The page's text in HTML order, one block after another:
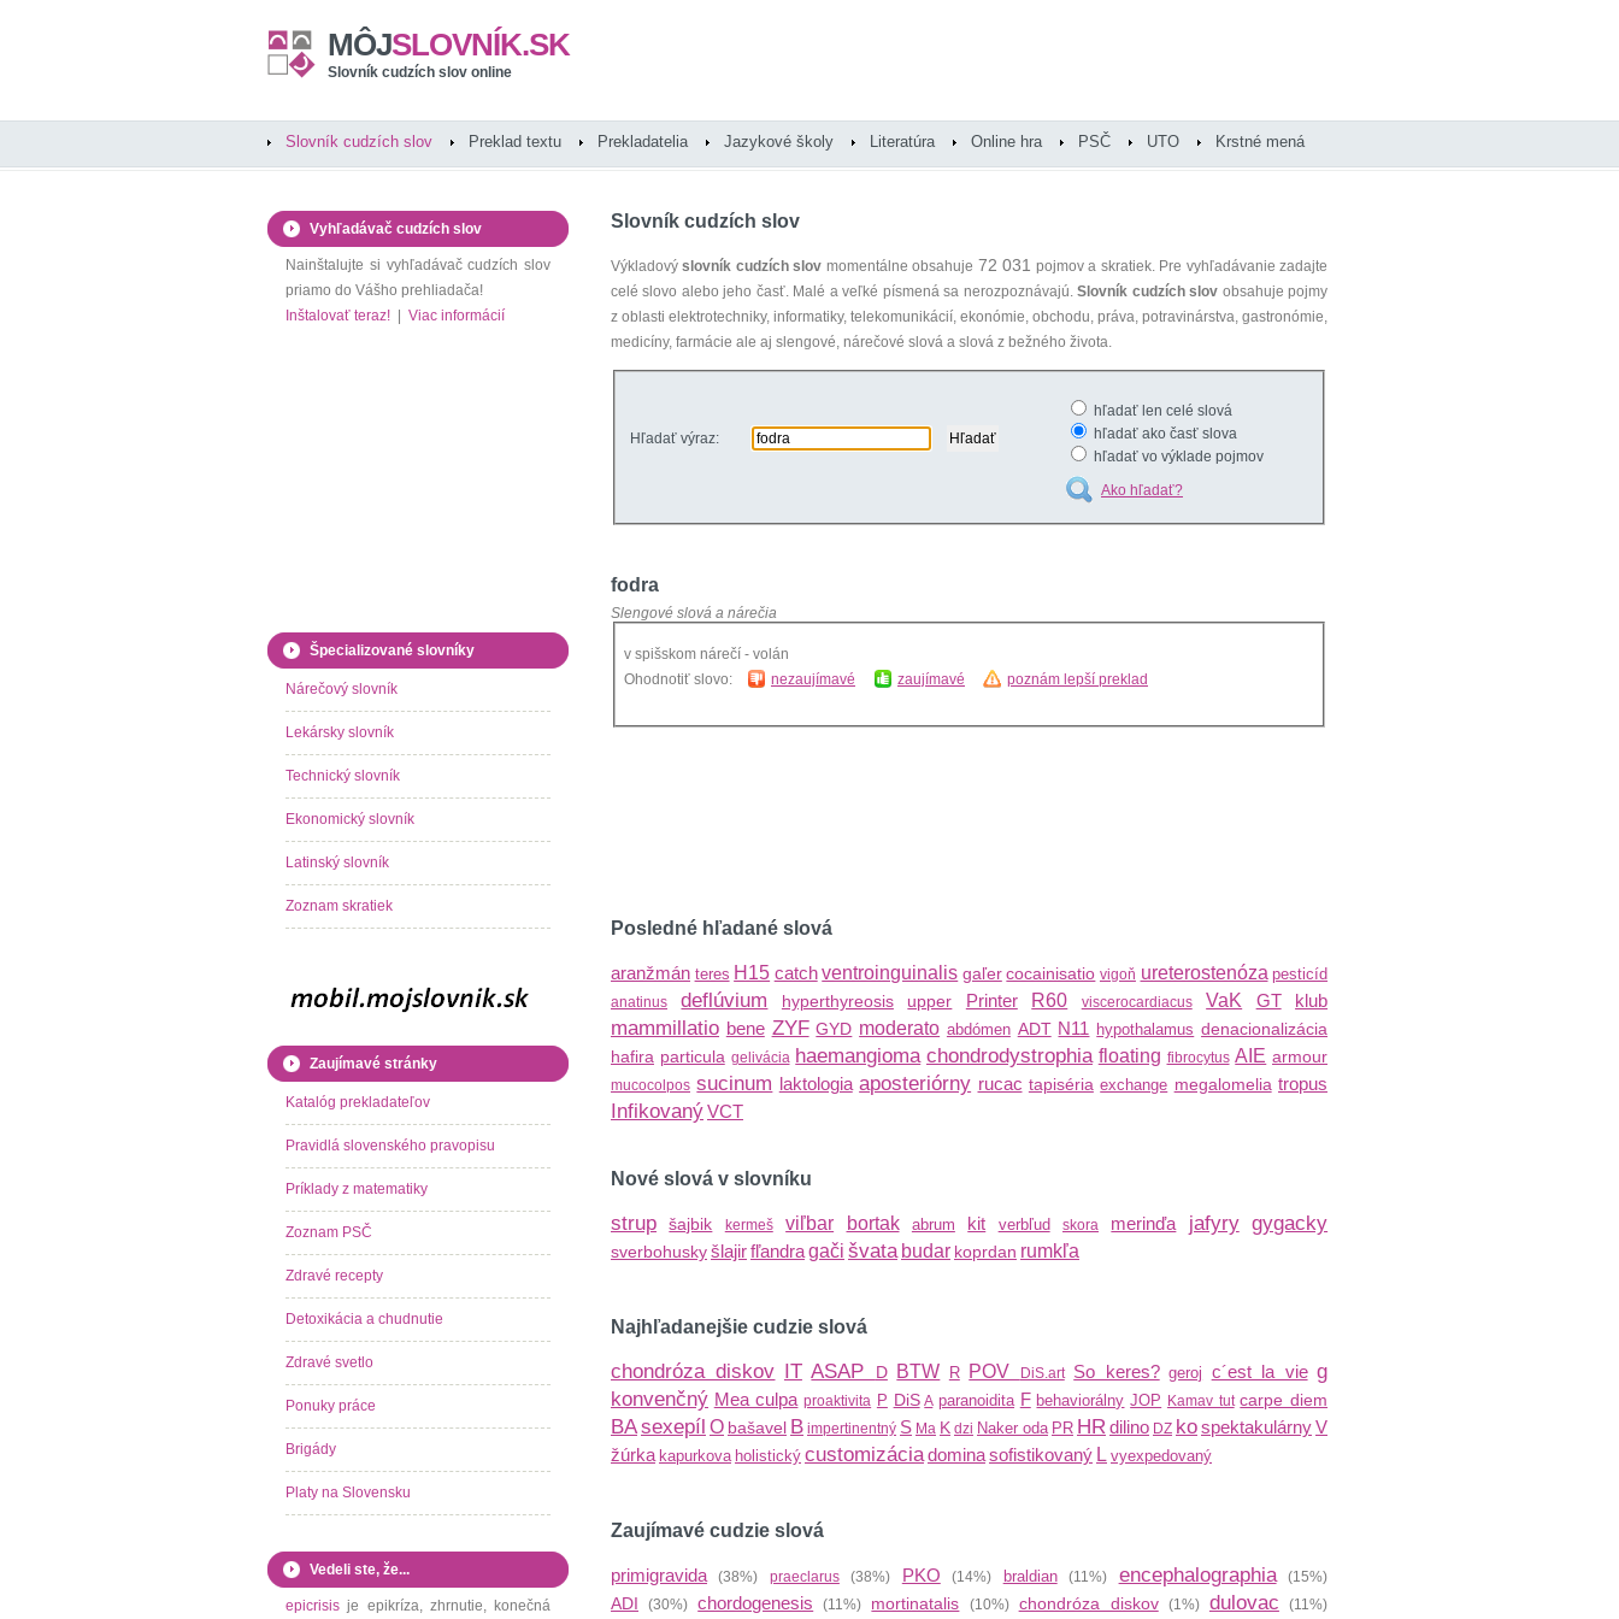
MÔJSLOVNÍK.SK
Slovník cudzích slov online
Slovník cudzích slov Preklad textu Prekladatelia Jazykové školy Literatúra Online hra PSČ UTO Krstné mená
Slovník cudzích slov
Výkladovýslovník cudzích slov momentálne obsahuje 72 031 pojmov a skratiek. Pre vyhľadávanie zadajte
celé slovo alebo jeho časť. Malé a veľké písmená sa nerozpoznávajú.Slovník cudzích slov obsahuje pojmy
z oblasti elektrotechniky, informatiky, telekomunikácií, ekonómie, obchodu, práva, potravinárstva, gastronómie,
medicíny, farmácie ale aj slengové, nárečové slová a slová z bežného života.
Hľadať výraz:
hľadať len celé slová
hľadať ako časť slova
hľadať vo výklade pojmov
Ako hľadať?
fodra
Slengové slová a nárečia
v spišskom nárečí - volán
Ohodnotiť slovo:
nezaujímavé zaujímavé poznám lepší preklad
Posledné hľadané slová
aranžmán teres H15 catch ventroinguinalis gaľer cocainisatio vigoň ureterostenóza pesticíd
anatinus deflúvium hyperthyreosis upper Printer R60 viscerocardiacus VaK GT klub
mammillatio bene ZYF GYD moderato abdómen ADT N11 hypothalamus denacionalizácia
hafira particula gelivácia haemangioma chondrodystrophia floating fibrocytus AIE armour
mucocolpos sucinum laktologia aposteriórny rucac tapiséria exchange megalomelia tropus
InfikovanýVCT
Nové slová v slovníku
strup šajbik kermeš viľbar bortak abrum kit verbľud skora merinďa jafyry gygacky
sverbohuskyšlajirfľandragači švata budar koprdan rumkľa
Najhľadanejšie cudzie slová
chondróza diskov IT ASAP D BTW R POV DiS.art So keres? geroj c´est la vie g
konvenčný Mea culpa proaktivita P DiS A paranoidita F behaviorálny JOP Kamav tut carpe diem
BAsexepíl O bašavel B impertinentný S Ma K dzi Naker oda PR HRdilino DZ kospektakulárnyV
žúrka kapurkova holistický customizáciadominasofistikovaný L vyexpedovaný
Zaujímavé cudzie slová
primigravida(38%) praeclarus(38%) PKO (14%) braldian(11%) encephalographia(15%)
ADI (30%)chordogenesis (11%) mortinatalis (10%) chondróza diskov(1%) dulovac (11%)
Vyhľadávač cudzích slov
Nainštalujte si vyhľadávač cudzích slov
priamo do Vášho prehliadača!
Inštalovať teraz!
Viac informácií
Špecializované slovníky
Nárečový slovník
Lekársky slovník
Technický slovník
Ekonomický slovník
Latinský slovník
Zoznam skratiek
Zaujímavé stránky
Katalóg prekladateľov
Pravidlá slovenského pravopisu
Príklady z matematiky
Zoznam PSČ
Zdravé recepty
Detoxikácia a chudnutie
Zdravé svetlo
Ponuky práce
Brigády
Platy na Slovensku
Vedeli ste, že...
epicrisis je epikríza, zhrnutie, konečná